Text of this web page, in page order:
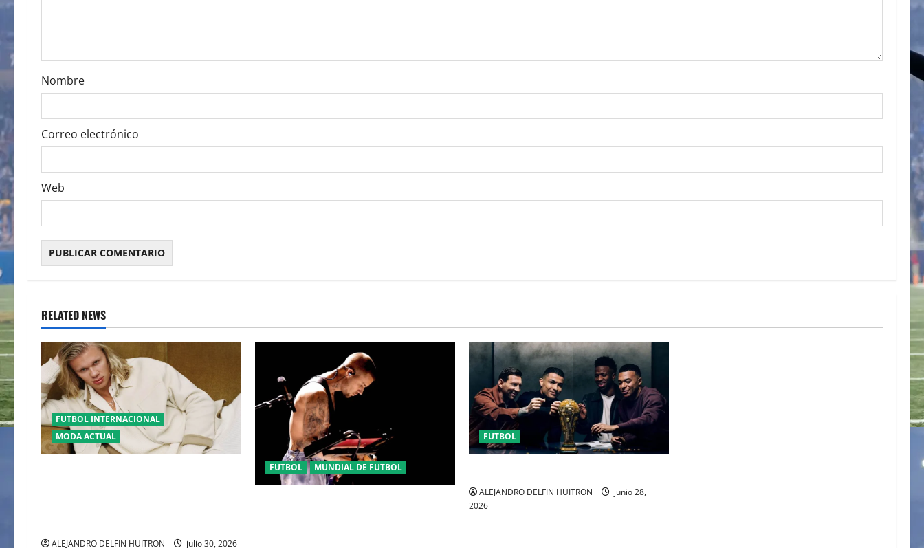
o
n
Nombre
Correo electrónico
Web
RELATED NEWS
FUTBOL INTERNACIONAL
MODA ACTUAL
ALEJANDRO DELFIN HUITRON julio 30, 2026
FUTBOL MUNDIAL DE FUTBOL
FUTBOL
ALEJANDRO DELFIN HUITRON
junio 28,
2026